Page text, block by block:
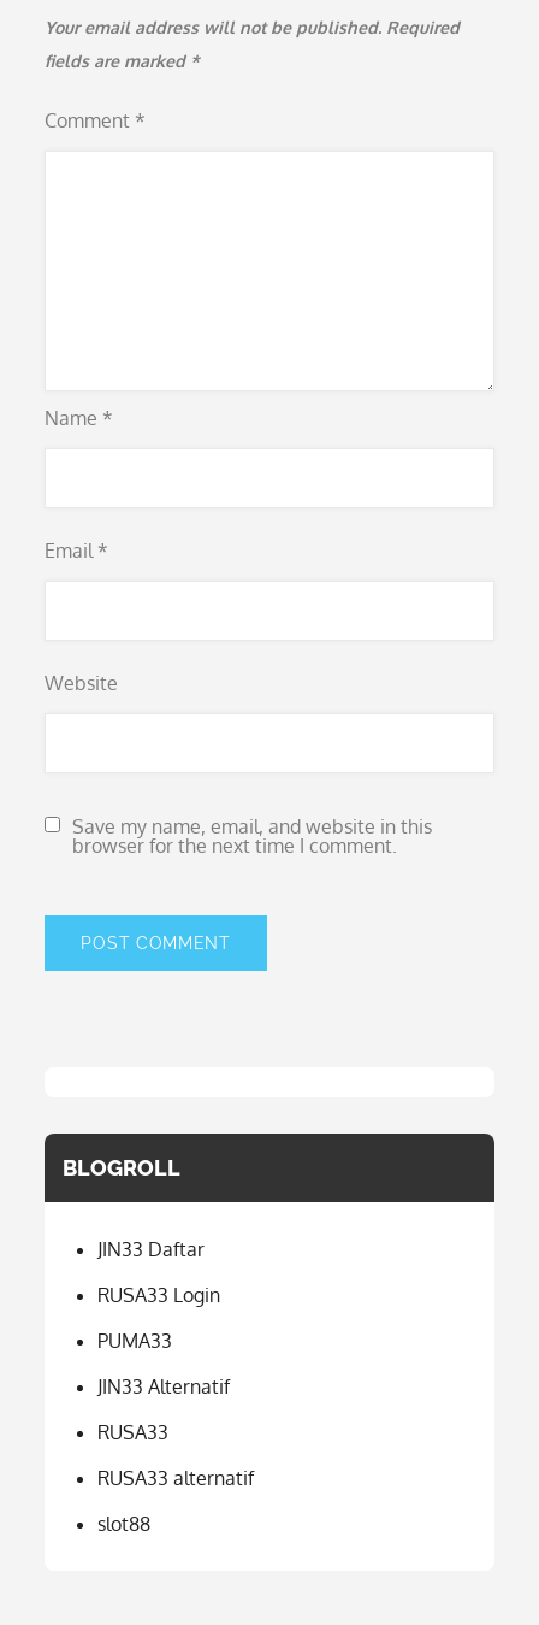
Your email address will not be published. Required
fields are marked *
Comment *
Name *
Email *
Website
Save my name, email, and website in this
browser for the next time I comment.
BLOGROLL
JIN33 Daftar
RUSA33 Login
PUMA33
JIN33 Alternatif
RUSA33
RUSA33 alternatif
slot88